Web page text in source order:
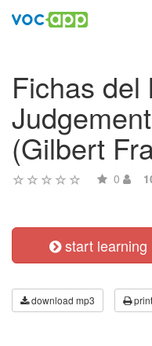
Fichas del
(Gilbert
0
start learning
download mp3 print